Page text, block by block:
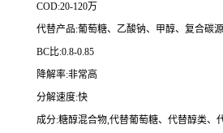
COD:20-120万
代替产品:葡萄糖、乙酸钠、甲醇、复合碳
BC比:0.8-0.85
降解率:非常高
分解速度:快
成分:糖醇混合物,代替葡萄糖、代替醇类、